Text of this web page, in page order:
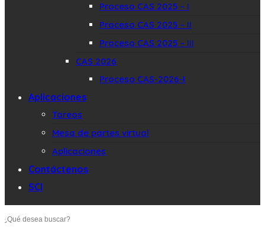
Proceso CAS 2025 – I
Proceso CAS 2025 – II
Proceso CAS 2025 – III
CAS 2026
Proceso CAS-2026-I
Aplicaciones
Tareos
Mesa de partes virtual
Aplicaciones
Contáctenos
SCI